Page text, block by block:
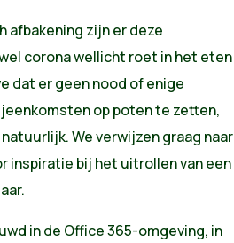
afbakening zijn er deze
corona wellicht roet in het eten
dat er geen nood of enige
op poten te zetten,
We verwijzen graag naar
inspiratie bij het uitrollen van een
in de Office 365-omgeving, in